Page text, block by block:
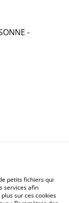
-
cookies
petits fichiers qui
services afin
sur ces cookies